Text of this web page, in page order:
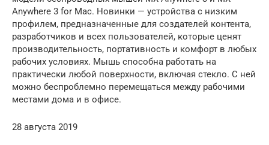
Anywhere 3 for Mac. Новинки — устройства с низким
профилем, предназначенные для создателей контента,
разработчиков и всех пользователей, которые ценят
производительность, портативность и комфорт в любых
рабочих условиях. Мышь способна работать на
практически любой поверхности, включая стекло. С ней
можно беспроблемно перемещаться между рабочими
местами дома и в офисе.
28 августа 2019